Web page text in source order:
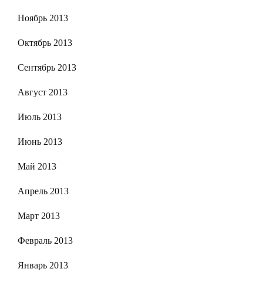
Ноябрь 2013
Октябрь 2013
Сентябрь 2013
Август 2013
Июль 2013
Июнь 2013
Май 2013
Апрель 2013
Март 2013
Февраль 2013
Январь 2013